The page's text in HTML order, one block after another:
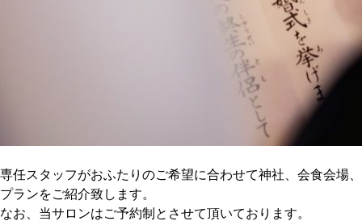
専任スタッフがおふたりのご希望に合わせて神社、会食会場、
プランをご紹介致します。
なお、当サロンはご予約制とさせて頂いております。